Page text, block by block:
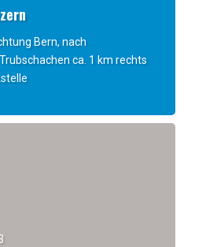
Bern, nach
ca. 1 km rechts